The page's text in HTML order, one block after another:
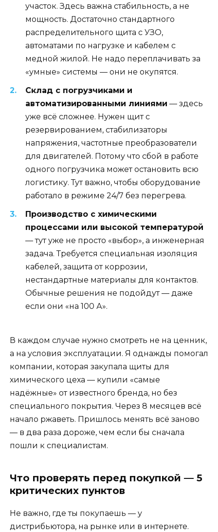
участок. Здесь важна стабильность, а не
мощность. Достаточно стандартного
распределительного щита с УЗО,
автоматами по нагрузке и кабелем с
медной жилой. Не надо переплачивать за
«умные» системы — они не окупятся.
Склад с погрузчиками и
автоматизированными линиями — здесь
уже всё сложнее. Нужен щит с
резервированием, стабилизаторы
напряжения, частотные преобразователи
для двигателей. Потому что сбой в работе
одного погрузчика может остановить всю
логистику. Тут важно, чтобы оборудование
работало в режиме 24/7 без перегрева.
Производство с химическими
процессами или высокой температурой
— тут уже не просто «выбор», а инженерная
задача. Требуется специальная изоляция
кабелей, защита от коррозии,
нестандартные материалы для контактов.
Обычные решения не подойдут — даже
если они «на 100 А».
В каждом случае нужно смотреть не на ценник,
а на условия эксплуатации. Я однажды помогал
компании, которая закупала щиты для
химического цеха — купили «самые
надёжные» от известного бренда, но без
специального покрытия. Через 8 месяцев всё
начало ржаветь. Пришлось менять всё заново
— в два раза дороже, чем если бы сначала
пошли к специалистам.
Что проверять перед покупкой — 5
критических пунктов
Не важно, где ты покупаешь — у
дистрибьютора, на рынке или в интернете.